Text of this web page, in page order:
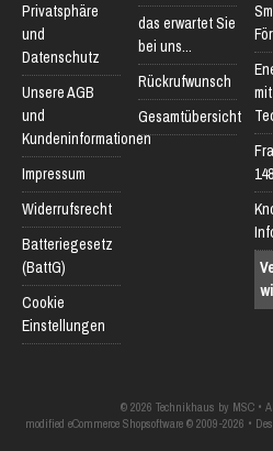
Privatsphäre
und
Datenschutz
Unsere AGB
und
Kundeninformationen
Impressum
Widerrufsrecht
Batteriegesetz
(BattG)
Cookie
Einstellungen
das erwartet Sie
bei uns...
Rückrufwunsch
Gesamtübersicht
© 2026 Technikhaus by MSC •
modified eCommerce Shopsoftware © 2009-2026 •